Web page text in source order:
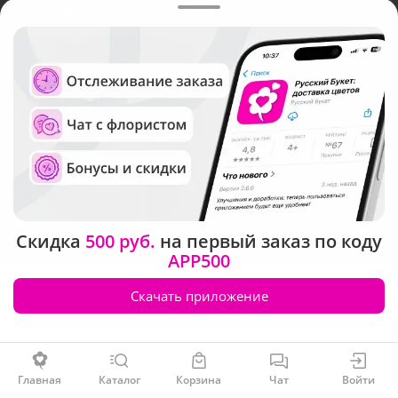
Заказать
Русский Букет, 2026
Общество с ограниченной ответственностью «Технология»
ОГРН: 1195476081745, ИНН: 5410081997
Юридический адрес: г. Новосибирск, ул. Ипподромская,
д.42, оф. 3
Рейтинг Русского букета в г. Новосибирск
Главная Каталог Корзина Чат Войти
Скидка 500 руб. на первый заказ по коду
APP500
Скачать приложение